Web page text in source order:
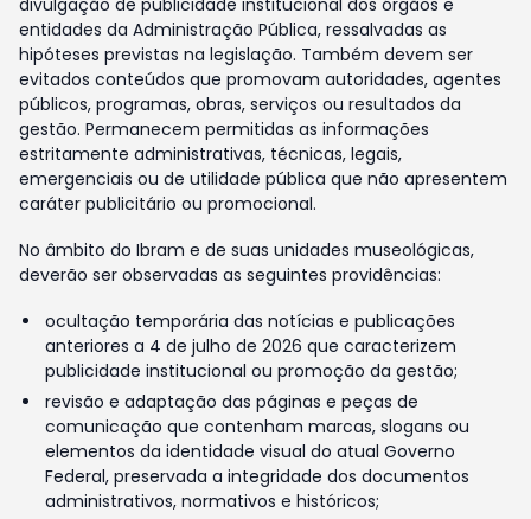
divulgação de publicidade institucional dos órgãos e
entidades da Administração Pública, ressalvadas as
hipóteses previstas na legislação. Também devem ser
evitados conteúdos que promovam autoridades, agentes
públicos, programas, obras, serviços ou resultados da
gestão. Permanecem permitidas as informações
estritamente administrativas, técnicas, legais,
emergenciais ou de utilidade pública que não apresentem
caráter publicitário ou promocional.
No âmbito do Ibram e de suas unidades museológicas,
deverão ser observadas as seguintes providências:
ocultação temporária das notícias e publicações
anteriores a 4 de julho de 2026 que caracterizem
publicidade institucional ou promoção da gestão;
revisão e adaptação das páginas e peças de
comunicação que contenham marcas, slogans ou
elementos da identidade visual do atual Governo
Federal, preservada a integridade dos documentos
administrativos, normativos e históricos;